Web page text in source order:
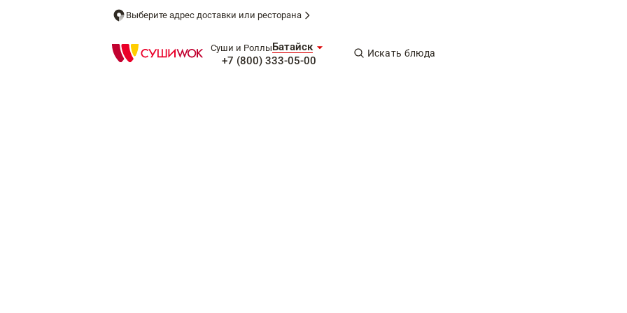
Выберите адрес доставки или ресторана
Суши и РоллыБатайск
+7 (800) 333-05-00
Искать блюда